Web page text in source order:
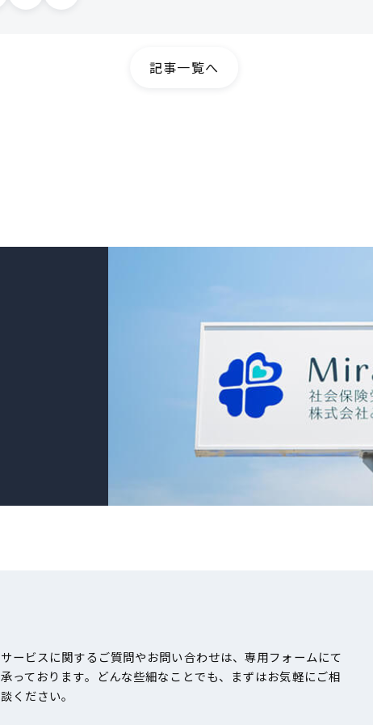
記事一覧へ
サービスに関するご質問やお問い合わせは、専用フォームにて
承っております。どんな些細なことでも、まずはお気軽にご相
談ください。